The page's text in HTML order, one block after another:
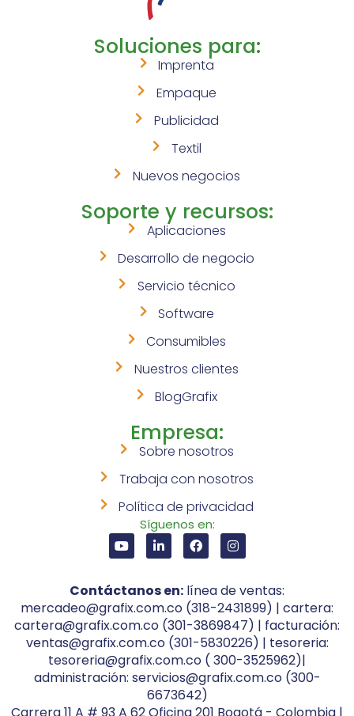
Soluciones para:
Imprenta
Empaque
Publicidad
Textil
Nuevos negocios
Soporte y recursos:
Aplicaciones
Desarrollo de negocio
Servicio técnico
Software
Consumibles
Nuestros clientes
BlogGrafix
Empresa:
Sobre nosotros
Trabaja con nosotros
Política de privacidad
Síguenos en:
Contáctanos en: línea de ventas:
mercadeo@grafix.com.co (318-2431899) | cartera:
cartera@grafix.com.co (301-3869847) | facturación:
ventas@grafix.com.co (301-5830226) | tesoreria:
tesoreria@grafix.com.co ( 300-3525962)|
administración: servicios@grafix.com.co (300-
6673642)